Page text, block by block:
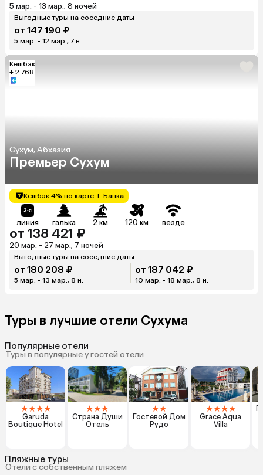
5 мар. - 13 мар., 8 ночей
Выгодные туры на соседние даты
от 147 190 ₽
5 мар. - 12 мар., 7 н.
Кешбэк
+ 2 768
Сухум, Абхазия
Премьер Сухум
Кешбэк 4% по карте Т-Банка
линия галька 2 км 120 км везде
от 138 421 ₽
20 мар. - 27 мар., 7 ночей
Выгодные туры на соседние даты
от 180 208 ₽
5 мар. - 13 мар., 8 н.
от 187 042 ₽
10 мар. - 18 мар., 8 н.
Туры в лучшие отели Сухума
Популярные отели
Туры в популярные у гостей отели
★★★★
Garuda
Boutique Hotel
★★★
Страна Души
Отель
★★
Гостевой Дом
Рудо
★★★★
Grace Aqua
Villa
Пляжные туры
Отели с собственным пляжем